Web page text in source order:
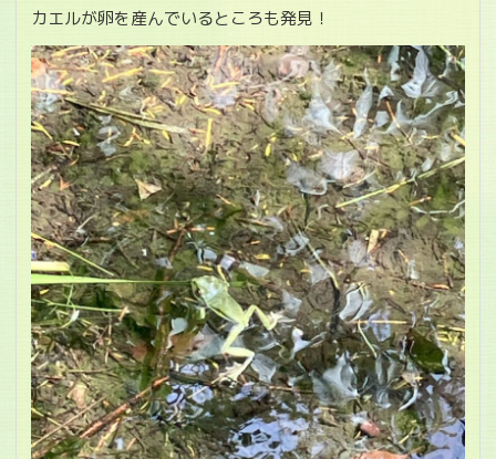
カエルが卵を産んでいるところも発見！